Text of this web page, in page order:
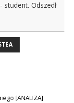
student. Odszedł
[ANALIZA]